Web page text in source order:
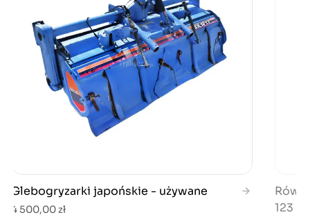
Glebogryzarki japońskie - używane
4 500,00 zł
123